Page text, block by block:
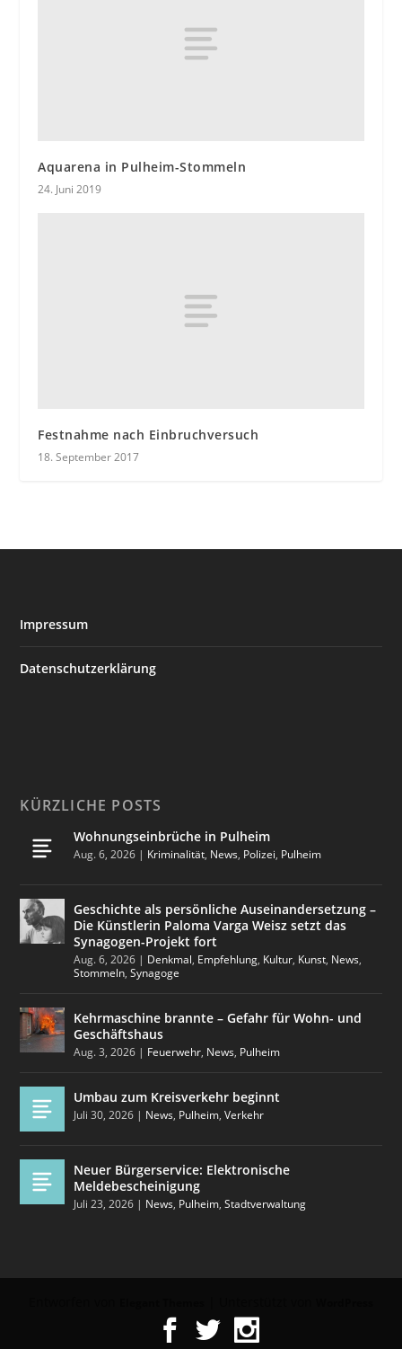
Aquarena in Pulheim-Stommeln
24. Juni 2019
Festnahme nach Einbruchversuch
18. September 2017
Impressum
Datenschutzerklärung
KÜRZLICHE POSTS
Wohnungseinbrüche in Pulheim
Aug. 6, 2026 | Kriminalität, News, Polizei, Pulheim
Geschichte als persönliche Auseinandersetzung –
Die Künstlerin Paloma Varga Weisz setzt das
Synagogen-Projekt fort
Aug. 6, 2026 | Denkmal, Empfehlung, Kultur, Kunst, News,
Stommeln,Synagoge
Kehrmaschine brannte – Gefahr für Wohn- und
Geschäftshaus
Aug. 3, 2026 | Feuerwehr, News, Pulheim
Umbau zum Kreisverkehr beginnt
Juli 30, 2026 | News, Pulheim,Verkehr
Neuer Bürgerservice: Elektronische
Meldebescheinigung
Juli 23, 2026 | News, Pulheim,Stadtverwaltung